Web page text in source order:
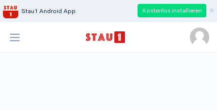
Stau1 Android App Kostenlos installieren ×